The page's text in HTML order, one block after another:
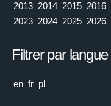
2013 2014 2015 2016
2023 2024 2025 2026
Filtrer par langue
en fr pl